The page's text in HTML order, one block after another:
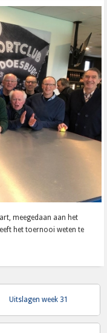
meegedaan aan het
het toernooi weten te
Uitslagen week 31